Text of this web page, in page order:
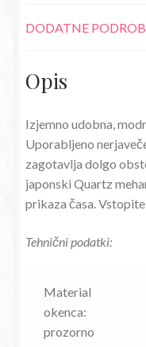
DODATNE
Opis
Izjemno udobna,
Uporabljeno
zagotavlja dolgo
japonski Quartz
prikaza časa.
Tehnični podatki:
Material
okenca:
prozorno